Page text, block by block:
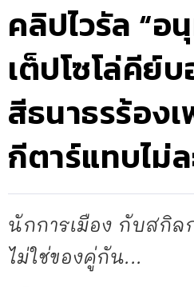
คลิปไวรัล “อ
เต็ปโซโล่คีย์
สีธนาธรร้อง
กีตาร์แทบไม่
นักการเมือง กับสกิล
ไม่ใช่ของคู่กัน...